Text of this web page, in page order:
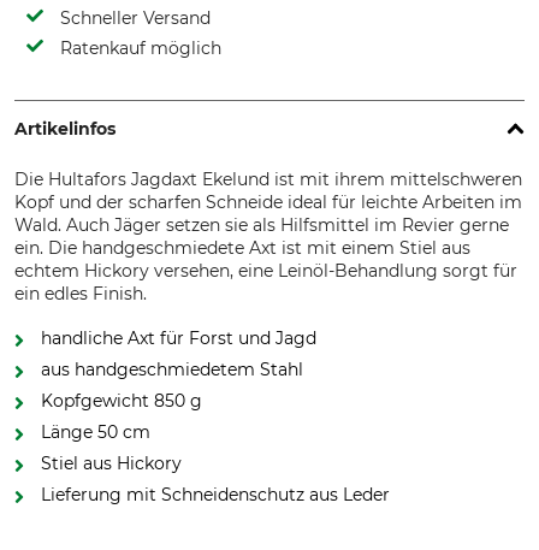
Schneller Versand
Ratenkauf möglich
Artikelinfos
Die Hultafors Jagdaxt Ekelund ist mit ihrem mittelschweren
Kopf und der scharfen Schneide ideal für leichte Arbeiten im
Wald. Auch Jäger setzen sie als Hilfsmittel im Revier gerne
ein. Die handgeschmiedete Axt ist mit einem Stiel aus
echtem Hickory versehen, eine Leinöl-Behandlung sorgt für
ein edles Finish.
handliche Axt für Forst und Jagd
aus handgeschmiedetem Stahl
Kopfgewicht 850 g
Länge 50 cm
Stiel aus Hickory
Lieferung mit Schneidenschutz aus Leder